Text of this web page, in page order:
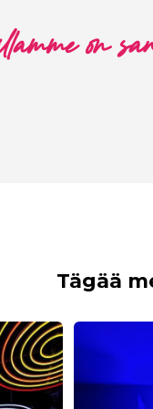
on
Tägää